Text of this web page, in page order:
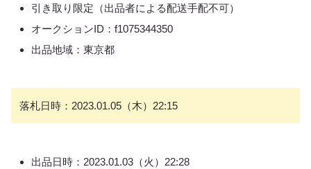
引き取り限定（出品者による配送手配不可）
オークションID：f1075344350
出品地域：東京都
落札日時：2023.01.05（木）22:15
出品日時：2023.01.03（火）22:28